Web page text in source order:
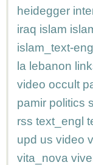
heidegger
iraq islam
islam_text-engl
la lebanon
video occult
pamir politics
rss text_engl
upd us video
vita_nova